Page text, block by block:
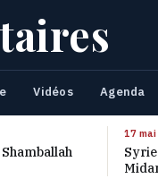
Vidéos Agenda
17